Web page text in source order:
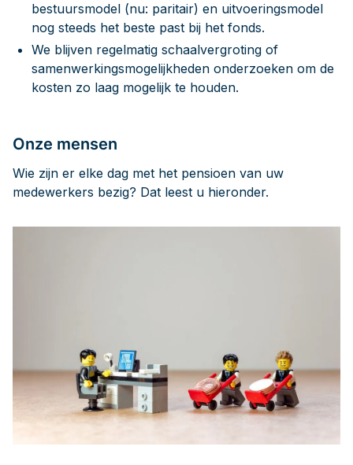
bestuursmodel (nu: paritair) en uitvoeringsmodel
nog steeds het beste past bij het fonds.
We blijven regelmatig schaalvergroting of
samenwerkingsmogelijkheden onderzoeken om de
kosten zo laag mogelijk te houden.
Onze mensen
Wie zijn er elke dag met het pensioen van uw
medewerkers bezig? Dat leest u hieronder.